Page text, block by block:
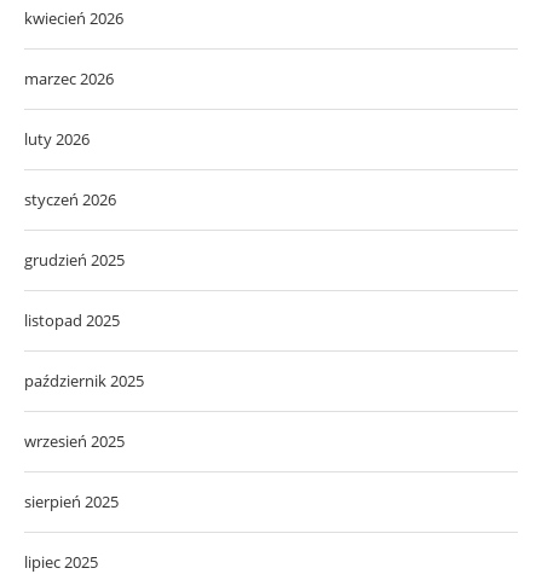
kwiecień 2026
marzec 2026
luty 2026
styczeń 2026
grudzień 2025
listopad 2025
październik 2025
wrzesień 2025
sierpień 2025
lipiec 2025